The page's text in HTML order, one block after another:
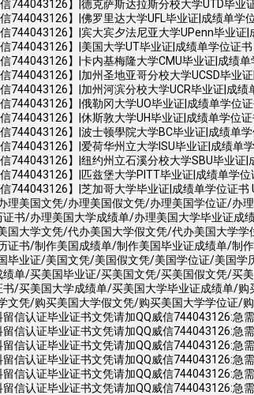
744043126】|德克萨斯达拉斯分校大学UTD毕业
744043126】|佛罗里达大学UFL毕业证|成绩单学
744043126】|宾大宾夕法尼亚大学UPenn毕业
744043126】|美国大学UT毕业证|成绩单学位证
744043126】|卡内基梅隆大学CMU毕业证|成绩
744043126】|加州圣地亚哥分校大学UCSD毕业
744043126】|加州河滨分校大学UCR毕业证|成
744043126】|俄勒冈大学UO毕业证|成绩单学位
744043126】|休斯敦大学UH毕业证|成绩单学位
744043126】|波士顿學院大学BC毕业证|成绩单
744043126】|爱荷华州立大学ISU毕业证|成绩单
744043126】|纽约州立石溪分校大学SBU毕业证
744043126】|匹兹堡大学PITT毕业证|成绩单学
744043126】|芝加哥大学毕业证|成绩单学位证书
理美国文凭/办理美国假文凭/办理美国学位证/办
证书/办理美国大学成绩单/办理美国大学毕业证
国大学文凭/代办美国大学假文凭/代办美国大学
证书/制作美国成绩单/制作美国毕业证成绩单/制
毕业证/美国文凭/美国假文凭/美国学位证/美国
绩单/买美国毕业证/买美国文凭/买美国假文凭/买
书/买美国大学成绩单/买美国大学毕业证成绩单/
文凭/购买美国大学假文凭/购买美国大学学位证/
信认证毕业证书文凭请加QQ威信744043126:
信认证毕业证书文凭请加QQ威信744043126:
信认证毕业证书文凭请加QQ威信744043126:
信认证毕业证书文凭请加QQ威信744043126:
信认证毕业证书文凭请加QQ威信744043126:
留信认证毕业证书文凭请加QQ威信744043126: